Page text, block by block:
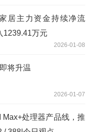
居主力资金持续净流
1239.41万元
2026-01-08
将升温
2026-01-07
处理器产品线，推